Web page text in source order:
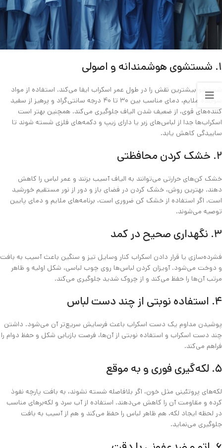
۱. شستشوی هوشمندانه و اصولی
شستشو بیشترین نقش را در طول عمر اسکراب ایفا می‌کند. استفاده از مواد
شوینده ملایم، دمای مناسب بین ۳۰ تا ۴۰ درجه سانتی‌گراد و پرهیز از سفید
کننده‌های قوی، از ضعیف شدن الیاف جلوگیری می‌کند. همچنین بهتر است
اسکراب‌ها جدا از لباس‌های زبر یا دارای زیپ و دکمه‌های فلزی شسته شوند تا
ساییدگی کاهش یابد.
۲. خشک‌ کردن محافظتی
خشک‌ کن‌های حرارتی می‌توانند به الیاف آسیب بزنند و عمر لباس را کاهش
دهند. بهترین روش، خشک‌ کردن در فضای باز و دور از نور مستقیم خورشید
است. اگر استفاده از خشک‌ کن ضروری است، برنامه‌های ملایم و دمای پایین
توصیه می‌شوند.
۳. نگهداری صحیح در کمد
فشرده‌سازی یا قرار دادن اسکراب کنار وسایل تیز و سنگین باعث آسیب به بافت
و دوخت می‌شود. آویزان کردن لباس‌ها روی چوب‌ لباسی، شکل اولیه و ظاهر
مرتب آن‌ها را حفظ می‌کند و از چروک شدید جلوگیری می‌کند.
۴. استفاده نوبتی از چند دست لباس
پوشیدن مداوم یک دست اسکراب باعث فرسایش سریع‌تر آن می‌شود. داشتن
چند دست اسکراب و استفاده نوبتی از آن‌ها، فرصت بازیابی شکل و حفظ دوام را
فراهم می‌کند.
۵. لکه‌گیری فوری و به موقع
لکه‌های پروتئینی مثل خون، اگر بلافاصله شسته نشوند، به بافت پارچه نفوذ
کرده و مقاومت آن را کاهش می‌دهند. استفاده از آب سرد و لکه‌برهای مناسب
در لحظه ایجاد لکه، هم ظاهر لباس را حفظ می‌کند و هم از آسیب به بافت
جلوگیری می‌نماید.